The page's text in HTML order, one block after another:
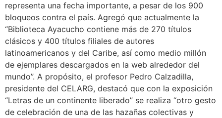
representa una fecha importante, a pesar de los 900
bloqueos contra el país. Agregó que actualmente la
“Biblioteca Ayacucho contiene más de 270 títulos
clásicos y 400 títulos filiales de autores
latinoamericanos y del Caribe, así como medio millón
de ejemplares descargados en la web alrededor del
mundo”. A propósito, el profesor Pedro Calzadilla,
presidente del CELARG, destacó que con la exposición
“Letras de un continente liberado” se realiza “otro gesto
de celebración de una de las hazañas colectivas y